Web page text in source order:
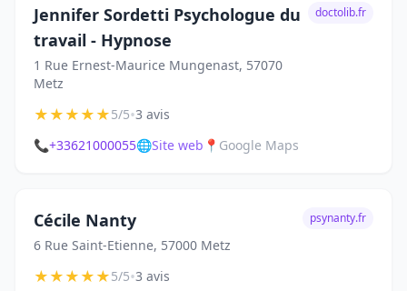
Jennifer Sordetti Psychologue du
travail - Hypnose
1 Rue Ernest-Maurice Mungenast, 57070
Metz
doctolib.fr
★★★★★5/5•3 avis
📞+33621000055🌐Site web 📍 Google Maps
Cécile Nanty
6 Rue Saint-Etienne, 57000 Metz
psynanty.fr
★★★★★5/5•3 avis